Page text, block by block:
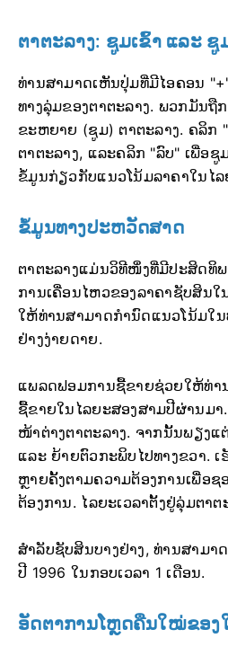
ຕາຕະລາງ: ຊູມເຂົ້າ ແລະ ຊູ
ທ່ານສາມາດເຫັນປຸ່ມທີ່ມີໄອຄອນ
ທາງລຸ່ມຂອງຕາຕະລາງ. ພວກມັນຖື
ຂະຫຍາຍ (ຊູມ) ຕາຕະລາງ. ຄລິກ
ຕາຕະລາງ, ແລະຄລິກ "ລົບ" ເພື່ອຊູ
ຂໍ້ມູນກ່ຽວກັບແນວໂນ້ມລາຄາໃນໄລ
ຂໍ້ມູນທາງປະຫວັດສາດ
ຕາຕະລາງແມ່ນວິທີໜຶ່ງທີ່ມີປະສິດທິ
ການເຄື່ອນໄຫວຂອງລາຄາຊັບສິນໃ
ໃຫ້ທ່ານສາມາດກຳນົດແນວໂນ້ມໃ
ຢ່າງງ່າຍດາຍ.
ແພລດຟອມການຊື້ຂາຍຊ່ວຍໃຫ້ທ່າ
ຊື້ຂາຍໃນໄລຍະສອງສາມປີຜ່ານມ
ໜ້າຕ່າງຕາຕະລາງ. ຈາກນັ້ນພຽງແ
ແລະ ຍ້າຍຕົວກະພິບໄປທາງຂວາ. ເ
ຫຼາຍຄັ້ງຕາມຄວາມຕ້ອງການເພື່ອຊ
ຕ້ອງການ. ໄລຍະເວລາຕັ້ງຢູ່ລຸ່ມຕາຕ
ສຳລັບຊັບສິນບາງຢ່າງ, ທ່ານສາມ
ປີ 1996 ໃນກອບເວລາ 1 ເດືອນ.
ອັດຕາການໂຫຼດຄືນໃໝ່ຂອງ